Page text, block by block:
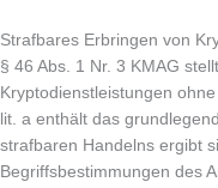
Strafbares Erbringen von
§ 46 Abs. 1 Nr. 3 KMAG
Kryptodienstleistungen
lit. a enthält das
strafbaren Handelns ergibt
Begriffsbestimmungen des